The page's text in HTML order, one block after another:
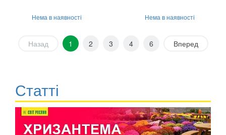
Нема в наявності Нема в наявності
Назад 1 2 3 4 6 Вперед
Статті